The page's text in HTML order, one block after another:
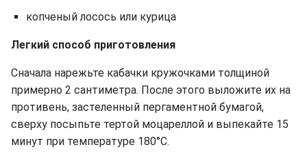
копченый лосось или курица
Легкий способ приготовления
Сначала нарежьте кабачки кружочками толщиной
примерно 2 сантиметра. После этого выложите их на
противень, застеленный пергаментной бумагой,
сверху посыпьте тертой моцареллой и выпекайте 15
минут при температуре 180°C.